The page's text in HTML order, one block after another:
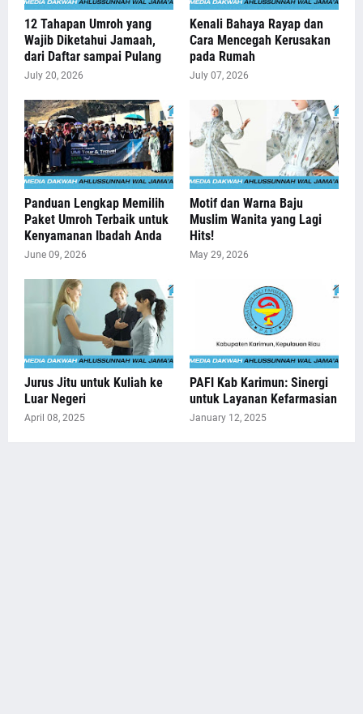
12 Tahapan Umroh yang
Wajib Diketahui Jamaah,
dari Daftar sampai Pulang
July 20, 2026
Kenali Bahaya Rayap dan
Cara Mencegah Kerusakan
pada Rumah
July 07, 2026
Panduan Lengkap Memilih
Paket Umroh Terbaik untuk
Kenyamanan Ibadah Anda
June 09, 2026
Motif dan Warna Baju
Muslim Wanita yang Lagi
Hits!
May 29, 2026
Jurus Jitu untuk Kuliah ke
Luar Negeri
April 08, 2025
PAFI Kab Karimun: Sinergi
untuk Layanan Kefarmasian
January 12, 2025